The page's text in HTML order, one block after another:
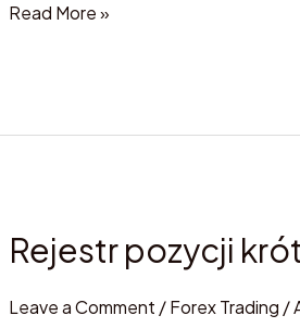
2025
Read More »
Rejestr pozycji
Leave a Comment /Forex Trading /
Rejestr
pozycji
krótkich